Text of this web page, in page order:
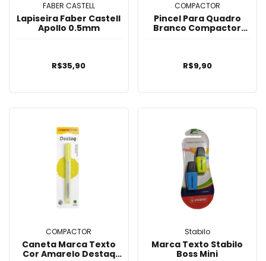
FABER CASTELL
Lapiseira Faber Castell
Apollo 0.5mm
R$35,90
COMPACTOR
Pincel Para Quadro
Branco Compactor
R$9,90
COMPACTOR
Caneta Marca Texto
Cor Amarelo Destaq
Stabilo
Marca Texto Stabilo
Boss Mini